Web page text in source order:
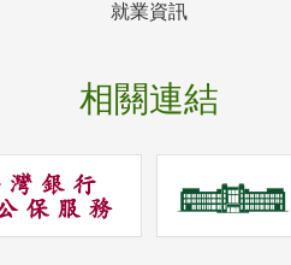
就業資訊
相關連結